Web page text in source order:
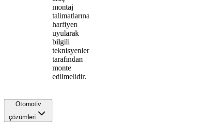
montaj
talimatlarına
harfiyen
uyularak
bilgili
teknisyenler
tarafından
monte
edilmelidir.
Otomotiv
çözümleri